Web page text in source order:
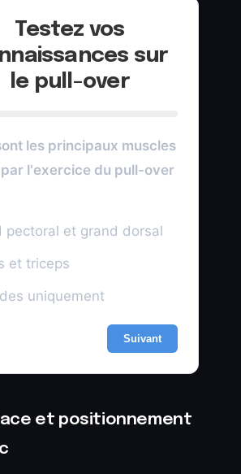
Testez vos
sur
le pull-over
les principaux muscles
l'exercice du pull-over
pectoral et grand dorsal
et triceps
uniquement
Suivant
et positionnement